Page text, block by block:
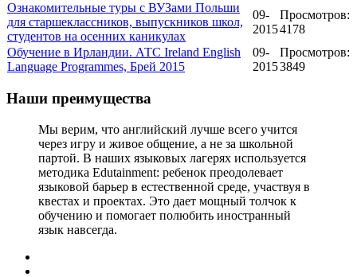
Ознакомительные туры с ВУЗами Польши
для старшеклассников, выпускников школ,
студентов на осенних каникулах
09-
2015
Просмотров:
4178
Обучение в Ирландии. АТС Ireland English
Language Programmes, Брей 2015
09-
2015
Просмотров:
3849
Наши преимущества
Мы верим, что английский лучше всего учится
через игру и живое общение, а не за школьной
партой. В наших языковых лагерях используется
методика Edutainment: ребенок преодолевает
языковой барьер в естественной среде, участвуя в
квестах и проектах. Это дает мощный толчок к
обучению и помогает полюбить иностранный
язык навсегда.